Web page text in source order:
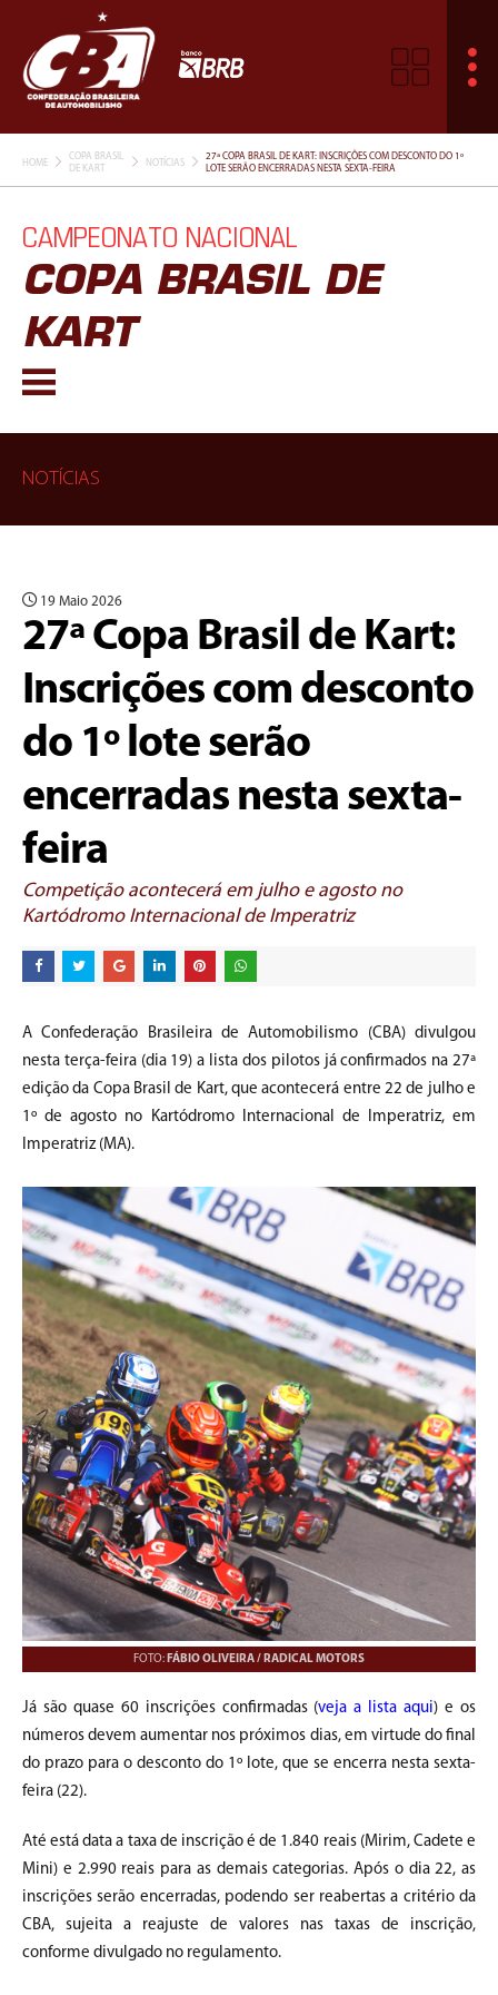
HOME
COPA BRASIL
DE KART
NOTÍCIAS
27ª COPA BRASIL DE KART: INSCRIÇÕES COM DESCONTO DO 1º
LOTE SERÃO ENCERRADAS NESTA SEXTA-FEIRA
CAMPEONATO NACIONAL
COPA BRASIL DE
KART
NOTÍCIAS
19 Maio 2026
27ª Copa Brasil de Kart:
Inscrições com desconto
do 1º lote serão
encerradas nesta sexta-
feira
Competição acontecerá em julho e agosto no
Kartódromo Internacional de Imperatriz
A Confederação Brasileira de Automobilismo (CBA) divulgou
nesta terça-feira (dia 19) a lista dos pilotos já confirmados na 27ª
edição da Copa Brasil de Kart, que acontecerá entre 22 de julho e
1º de agosto no Kartódromo Internacional de Imperatriz, em
Imperatriz (MA).
FOTO: FÁBIO OLIVEIRA / RADICAL MOTORS
Já são quase 60 inscrições confirmadas (veja a lista aqui) e os
números devem aumentar nos próximos dias, em virtude do final
do prazo para o desconto do 1º lote, que se encerra nesta sexta-
feira (22).
Até está data a taxa de inscrição é de 1.840 reais (Mirim, Cadete e
Mini) e 2.990 reais para as demais categorias. Após o dia 22, as
inscrições serão encerradas, podendo ser reabertas a critério da
CBA, sujeita a reajuste de valores nas taxas de inscrição,
conforme divulgado no regulamento.